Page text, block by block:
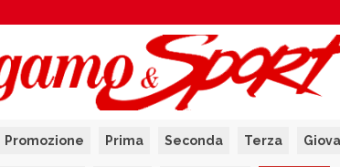
Promozione Prima Seconda Terza